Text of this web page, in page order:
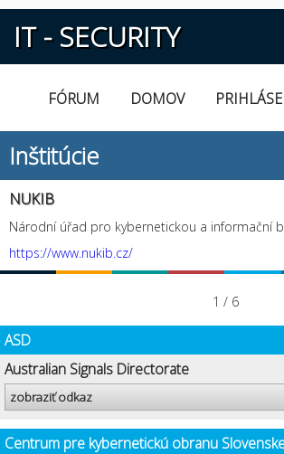
IT - SECURITY
FÓRUM DOMOV
Inštitúcie
NUKIB
Národní úřad pro kybernetickou a informační
https://www.nukib.cz/
1 / 6
ASD
Australian Signals Directorate
zobraziť odkaz
Centrum pre kybernetickú obranu